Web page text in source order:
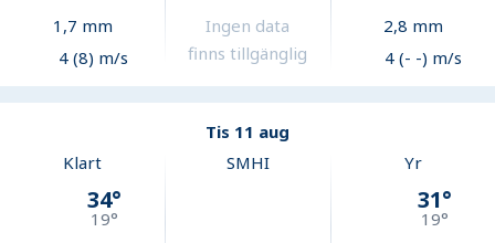
1,7 mm
4 (8) m/s
Ingen data
finns tillgänglig
2,8 mm
4 (- -) m/s
Tis 11 aug
Klart
34°
19°
SMHI Yr
31°
19°